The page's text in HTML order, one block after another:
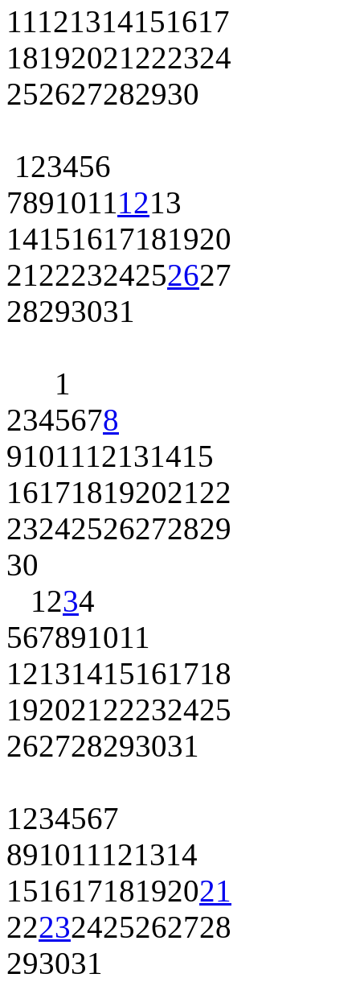
11121314151617
18192021222324
252627282930
123456
78910111213
14151617181920
21222324252627
28293031
1
2345678
9101112131415
16171819202122
23242526272829
30
1234
567891011
12131415161718
19202122232425
262728293031
1234567
891011121314
15161718192021
22232425262728
293031